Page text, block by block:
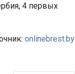
4 первых
onlinebrest.by